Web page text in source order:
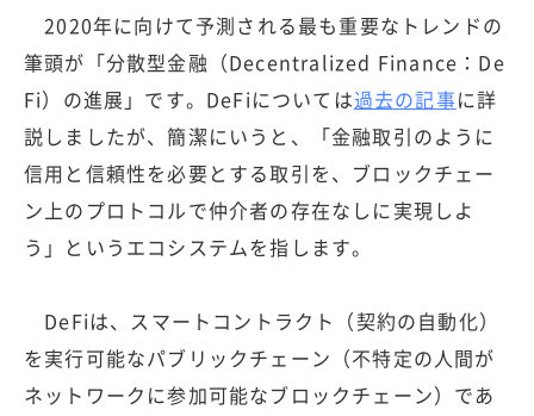
2020年に向けて予測される最も重要なトレンドの
筆頭が「分散型金融（Decentralized Finance：De
Fi）の進展」です。DeFiについては過去の記事に詳
説しましたが、簡潔にいうと、「金融取引のように
信用と信頼性を必要とする取引を、ブロックチェー
ン上のプロトコルで仲介者の存在なしに実現しよ
う」というエコシステムを指します。
DeFiは、スマートコントラクト（契約の自動化）
を実行可能なパブリックチェーン（不特定の人間が
ネットワークに参加可能なブロックチェーン）であ